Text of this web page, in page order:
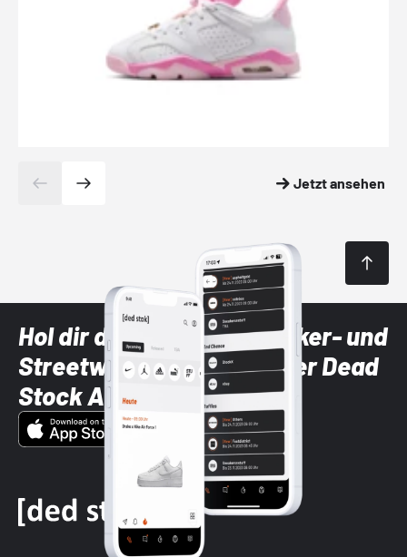
Jetzt ansehen
Hol dir die neuesten Sneaker- und
Streetwear-Brands mit der Dead
Stock App